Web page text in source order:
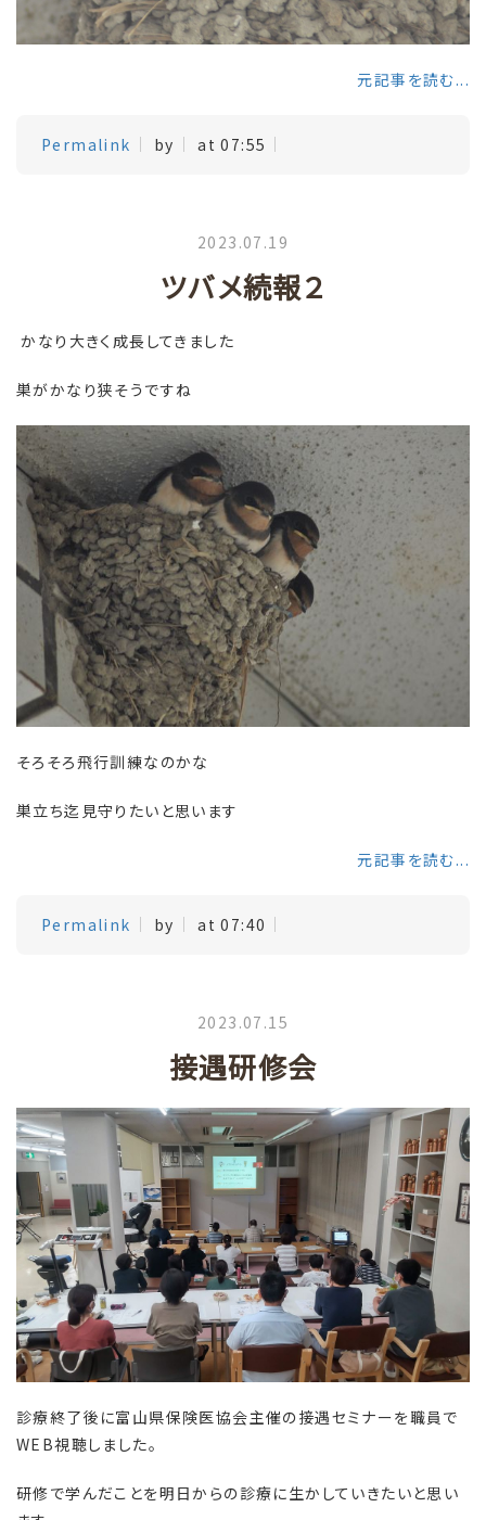
元記事を読む...
Permalink by at 07:55
2023.07.19
ツバメ続報２
かなり大きく成長してきました
巣がかなり狭そうですね
そろそろ飛行訓練なのかな
巣立ち迄見守りたいと思います
元記事を読む...
Permalink by at 07:40
2023.07.15
接遇研修会
診療終了後に富山県保険医協会主催の接遇セミナーを職員で
WEB視聴しました。
研修で学んだことを明日からの診療に生かしていきたいと思い